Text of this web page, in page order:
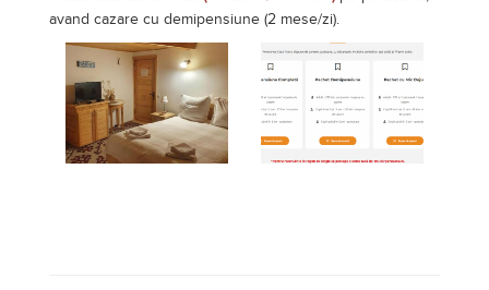
avand cazare cu demipensiune (2 mese/zi).